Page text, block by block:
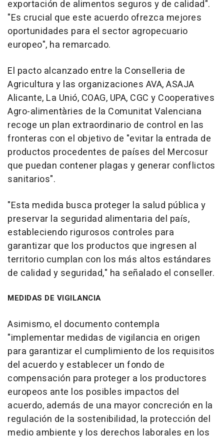
exportación de alimentos seguros y de calidad".
"Es crucial que este acuerdo ofrezca mejores
oportunidades para el sector agropecuario
europeo", ha remarcado.
El pacto alcanzado entre la Conselleria de
Agricultura y las organizaciones AVA, ASAJA
Alicante, La Unió, COAG, UPA, CGC y Cooperatives
Agro-alimentàries de la Comunitat Valenciana
recoge un plan extraordinario de control en las
fronteras con el objetivo de "evitar la entrada de
productos procedentes de países del Mercosur
que puedan contener plagas y generar conflictos
sanitarios".
"Esta medida busca proteger la salud pública y
preservar la seguridad alimentaria del país,
estableciendo rigurosos controles para
garantizar que los productos que ingresen al
territorio cumplan con los más altos estándares
de calidad y seguridad," ha señalado el conseller.
MEDIDAS DE VIGILANCIA
Asimismo, el documento contempla
"implementar medidas de vigilancia en origen
para garantizar el cumplimiento de los requisitos
del acuerdo y establecer un fondo de
compensación para proteger a los productores
europeos ante los posibles impactos del
acuerdo, además de una mayor concreción en la
regulación de la sostenibilidad, la protección del
medio ambiente y los derechos laborales en los